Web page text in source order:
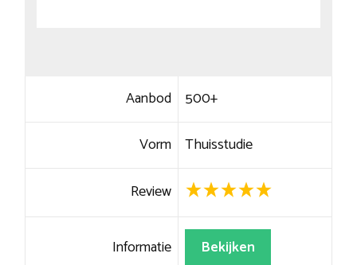
Aanbod 500+
Vorm Thuisstudie
Review
Informatie Bekijken